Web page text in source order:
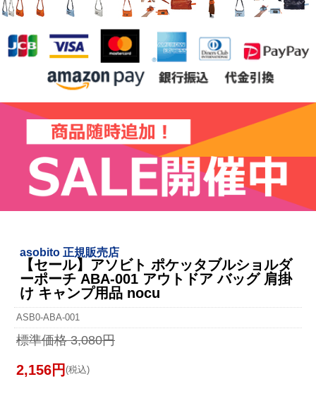
asobito 正規販売店
【セール】アソビト ポケッタブルショルダ
ーポーチ ABA-001 アウトドア バッグ 肩掛
け キャンプ用品 nocu
ASB0-ABA-001
標準価格 3,080円
2,156円 (税込)